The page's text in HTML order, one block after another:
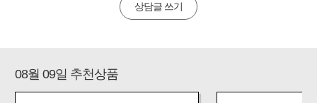
상담글 쓰기
08월 09일 추천상품